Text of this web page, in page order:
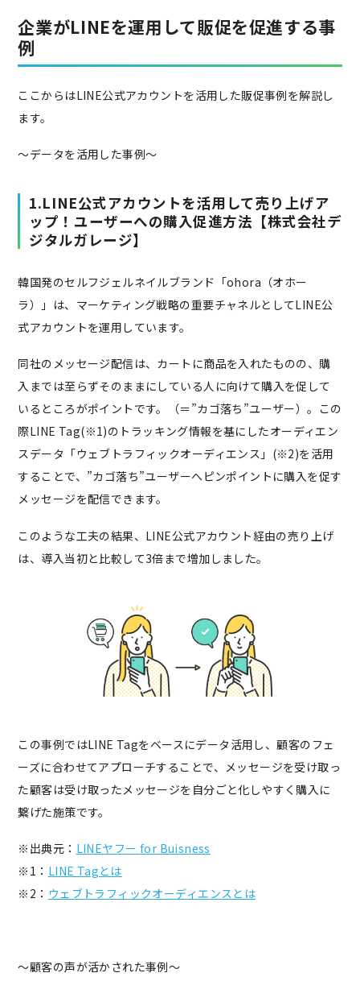
企業がLINEを運用して販促を促進する事
例
ここからはLINE公式アカウントを活用した販促事例を解説し
ます。
〜データを活用した事例〜
1.LINE公式アカウントを活用して売り上げア
ップ！ユーザーへの購入促進方法【株式会社デ
ジタルガレージ】
韓国発のセルフジェルネイルブランド「ohora（オホー
ラ）」は、マーケティング戦略の重要チャネルとしてLINE公
式アカウントを運用しています。
同社のメッセージ配信は、カートに商品を入れたものの、購
入までは至らずそのままにしている人に向けて購入を促して
いるところがポイントです。（＝”カゴ落ち”ユーザー）。この
際LINE Tag(※1)のトラッキング情報を基にしたオーディエン
スデータ「ウェブトラフィックオーディエンス」(※2)を活用
することで、”カゴ落ち”ユーザーへピンポイントに購入を促す
メッセージを配信できます。
このような工夫の結果、LINE公式アカウント経由の売り上げ
は、導入当初と比較して3倍まで増加しました。
この事例ではLINE Tagをベースにデータ活用し、顧客のフェ
ーズに合わせてアプローチすることで、メッセージを受け取っ
た顧客は受け取ったメッセージを自分ごと化しやすく購入に
繋げた施策です。
※出典元： LINEヤフー for Buisness
※1： LINE Tagとは
※2： ウェブトラフィックオーディエンスとは
〜顧客の声が活かされた事例〜